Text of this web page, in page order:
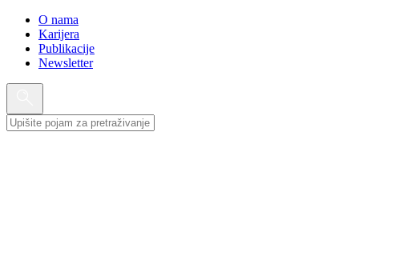
O nama
Karijera
Publikacije
Newsletter